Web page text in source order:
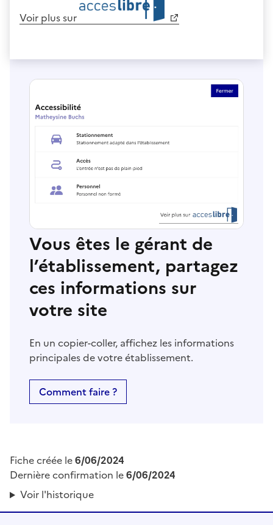
Voir plus sur
Vous êtes le gérant de
l’établissement, partagez
ces informations sur
votre site
En un copier-coller, affichez les informations
principales de votre établissement.
Comment faire ?
Fiche créée le6/06/2024
Dernière confirmation le6/06/2024
Voir l'historique